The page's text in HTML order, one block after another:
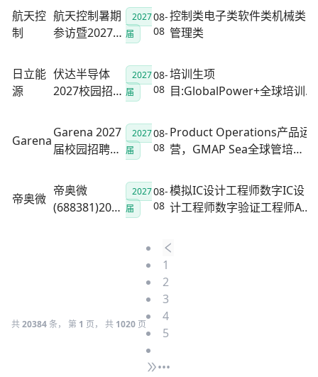
算法工程师、硬件工程师......
园招聘正式启
动
售工程师,芯片测试开发工程
师、集成电路、微电子、电
力电子、电气工程、自动化
航天控
制
航天控制暑期
参访暨2027届
前批）活动正
式启动
2027
届
08-
08
控制类电子类软件类机械类
管理类
日立能
源
伏达半导体
2027校园招聘
2027
届
08-
08
培训生项
目:GlobalPower+全球培训
培训生、运营培训生;研究开
发与技术咨询类:设计研发工
程师(电气/机械)、项目管理&
持工程师;
Garena
Garena 2027
届校园招聘正
2027
届
08-
08
Product Operations产品运
营，GMAP Sea全球管培
放，Platform Operation平
台商务，Licensing Creative
......
帝奥微
帝奥微
(688381)2027
2027
届
08-
08
模拟IC设计工程师数字IC设
计工程师数字验证工程师AE
师版图设计工程师设计环境
共20384 条， 第 1 页， 共 1020 页
1
2
3
4
5
•••